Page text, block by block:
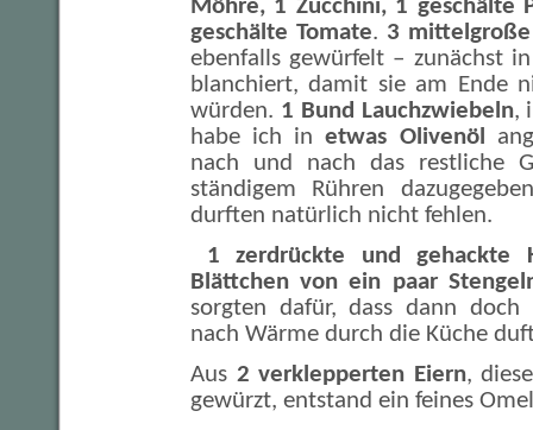
Möhre, 1 Zucchini, 1 geschälte
geschälte Tomate. 3
ebenfalls gewürfelt – zunächst
blanchiert, damit sie am Ende
würden. 1 Bund Lauchzwiebeln,
habe ich inetwas Olivenöl
nach und nach das restliche
ständigem Rühren
durften natürlich nicht fehlen.
1 zerdrückte und gehackte
Blättchen von ein paar
sorgten dafür, dass dann
nach Wärme durch die Küche
Aus 2 verklepperten Eiern,
gewürzt, entstand ein feines